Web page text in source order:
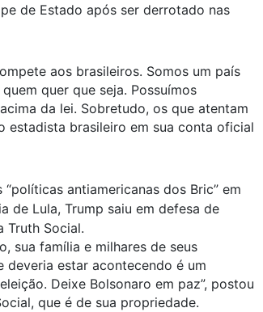
de Estado após ser derrotado nas
aos brasileiros. Somos um país
quer que seja. Possuímos
da lei. Sobretudo, os que atentam
estadista brasileiro em sua conta oficial
antiamericanas dos Bric” em
de Lula, Trump saiu em defesa de
Truth Social.
sua família e milhares de seus
estar acontecendo é um
Deixe Bolsonaro em paz”, postou
que é de sua propriedade.